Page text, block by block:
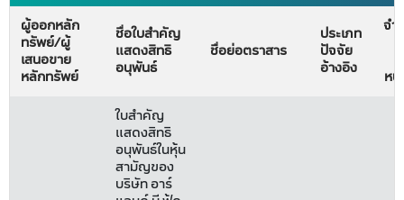
ผู้ออกหลัก
ทรัพย์/ผู้
เสนอขาย
หลักทรัพย์
ชื่อใบสำคัญ
แสดงสิทธิ
อนุพันธ์
ชื่อย่อตราสาร
ประเภท
ปัจจัย
อ้างอิง
จำ
ห
ใบสำคัญ
แสดงสิทธิ
อนุพันธ์ในหุ้น
สามัญของ
บริษัท อาร์